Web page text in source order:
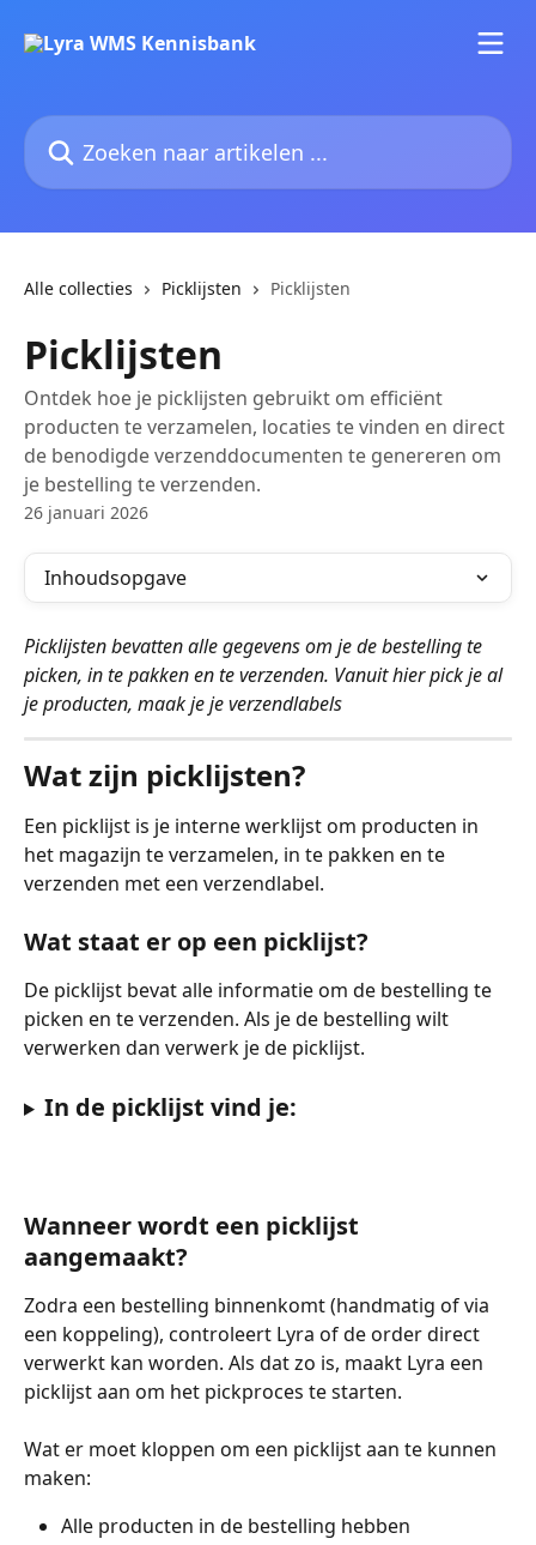
Zoeken naar artikelen ...
Alle collecties Picklijsten Picklijsten
Picklijsten
Ontdek hoe je picklijsten gebruikt om efficiënt
producten te verzamelen, locaties te vinden en direct
de benodigde verzenddocumenten te genereren om
je bestelling te verzenden.
26 januari 2026
Inhoudsopgave
Picklijsten bevatten alle gegevens om je de bestelling te
picken, in te pakken en te verzenden. Vanuit hier pick je al
je producten, maak je je verzendlabels
Wat zijn picklijsten?
Een picklijst is je interne werklijst om producten in
het magazijn te verzamelen, in te pakken en te
verzenden met een verzendlabel.
Wat staat er op een picklijst?
De picklijst bevat alle informatie om de bestelling te
picken en te verzenden. Als je de bestelling wilt
verwerken dan verwerk je de picklijst.
In de picklijst vind je:
Wanneer wordt een picklijst
aangemaakt?
Zodra een bestelling binnenkomt (handmatig of via
een koppeling), controleert Lyra of de order direct
verwerkt kan worden. Als dat zo is, maakt Lyra een
picklijst aan om het pickproces te starten.
Wat er moet kloppen om een picklijst aan te kunnen
maken:
Alle producten in de bestelling hebben